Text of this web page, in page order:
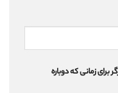
برای زمانی که دوباره